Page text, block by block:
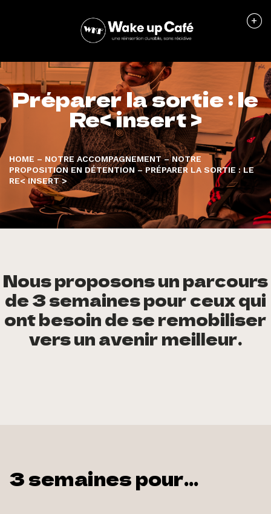
Préparer la sortie : le
Re< insert >
HOME – NOTRE ACCOMPAGNEMENT–NOTRE
PROPOSITION EN DÉTENTION –PRÉPARER LA SORTIE : LE
RE< INSERT >
Nous proposons un parcours
de 3 semaines pour ceux qui
ont besoin de se remobiliser
vers un avenir meilleur.
3 semaines pour…